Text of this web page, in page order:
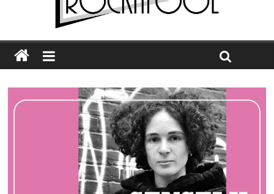
Première édition du Midgard Festival : entre bière, métal et